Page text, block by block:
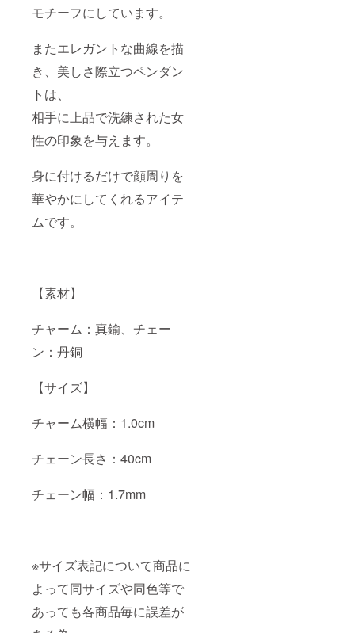
モチーフにしています。
またエレガントな曲線を描
き、美しさ際立つペンダン
トは、
相手に上品で洗練された女
性の印象を与えます。
身に付けるだけで顔周りを
華やかにしてくれるアイテ
ムです。
【素材】
チャーム：真鍮、チェー
ン：丹銅
【サイズ】
チャーム横幅：1.0cm
チェーン長さ：40cm
チェーン幅：1.7mm
※サイズ表記について商品に
よって同サイズや同色等で
あっても各商品毎に誤差が